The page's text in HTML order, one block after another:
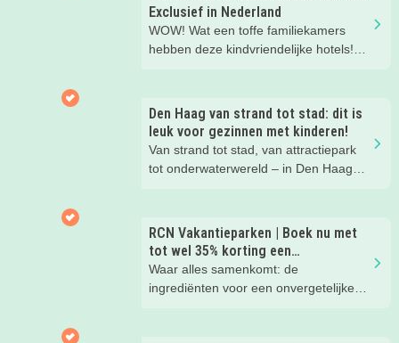
Exclusief in Nederland
WOW! Wat een toffe familiekamers
hebben deze kindvriendelijke hotels!
kinderhotels van Valk Exclusief en
boek een heerlijk nachtje weg met je
kind(eren).
Den Haag van strand tot stad: dit is
leuk voor gezinnen met kinderen!
Van strand tot stad, van attractiepark
tot onderwaterwereld – in Den Haag
ontspannen met een lekkere lunch op
het strand en een duik in zee. Heerlijk!
RCN Vakantieparken | Boek nu met
tot wel 35% korting een
zomervakantie!
Waar alles samenkomt: de
ingrediënten voor een onvergetelijke